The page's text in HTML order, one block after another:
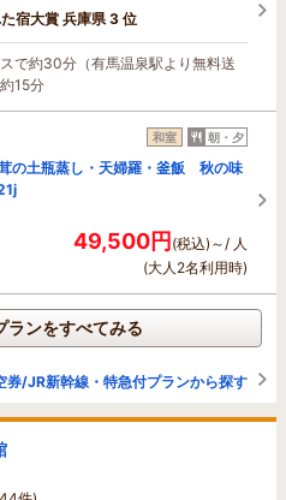
宿大賞 兵庫県 3 位
で約30分（有馬温泉駅より無料送
15分
和室 朝・夕
の土瓶蒸し・天婦羅・釜飯 秋の味
49,500円(税込)～/ 人
(大人2名利用時)
ランをすべてみる
券/JR新幹線・特急付プランから探す